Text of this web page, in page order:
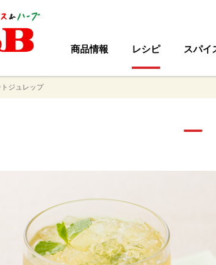
商品情報 レシピ スパイ
トジュレップ